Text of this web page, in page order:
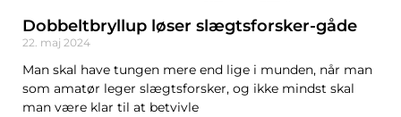
Dobbeltbryllup løser slægtsforsker-gåde
22. maj 2024
Man skal have tungen mere end lige i munden, når man
som amatør leger slægtsforsker, og ikke mindst skal
man være klar til at betvivle